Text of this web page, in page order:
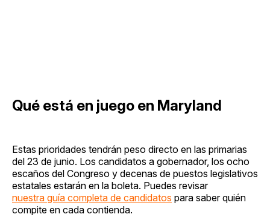
Qué está en juego en Maryland
Estas prioridades tendrán peso directo en las primarias
del 23 de junio. Los candidatos a gobernador, los ocho
escaños del Congreso y decenas de puestos legislativos
estatales estarán en la boleta. Puedes revisar
nuestra guía completa de candidatos para saber quién
compite en cada contienda.